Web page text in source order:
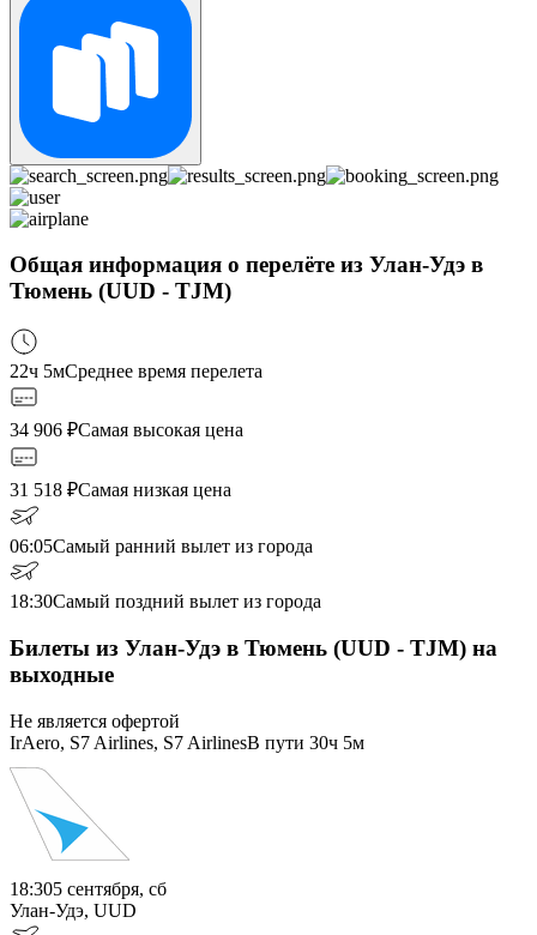
Общая информация о перелёте из Улан-Удэ в
Тюмень (UUD - TJM)
22ч 5мСреднее время перелета
34 906 ₽Самая высокая цена
31 518 ₽Самая низкая цена
06:05Самый ранний вылет из города
18:30Самый поздний вылет из города
Билеты из Улан-Удэ в Тюмень (UUD - TJM) на
выходные
Не является офертой
IrAero, S7 Airlines, S7 AirlinesВ пути 30ч 5м
18:305 сентября, сб
Улан-Удэ, UUD